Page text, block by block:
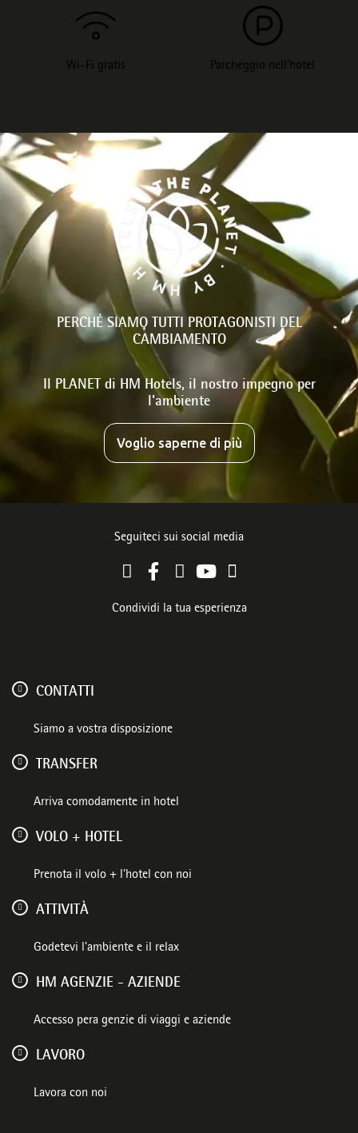
Wi-Fi gratis Parcheggio nell’hotel
PERCHÉ SIAMO TUTTI PROTAGONISTI DEL
CAMBIAMENTO
Il PLANET di HM Hotels, il nostro impegno per
l'ambiente
Voglio saperne di più
Seguiteci sui social media
Condividi la tua esperienza
CONTATTI
Siamo a vostra disposizione
TRANSFER
Arriva comodamente in hotel
VOLO + HOTEL
Prenota il volo + l'hotel con noi
ATTIVITÀ
Godetevi l'ambiente e il relax
HM AGENZIE - AZIENDE
Accesso pera genzie di viaggi e aziende
LAVORO
Lavora con noi